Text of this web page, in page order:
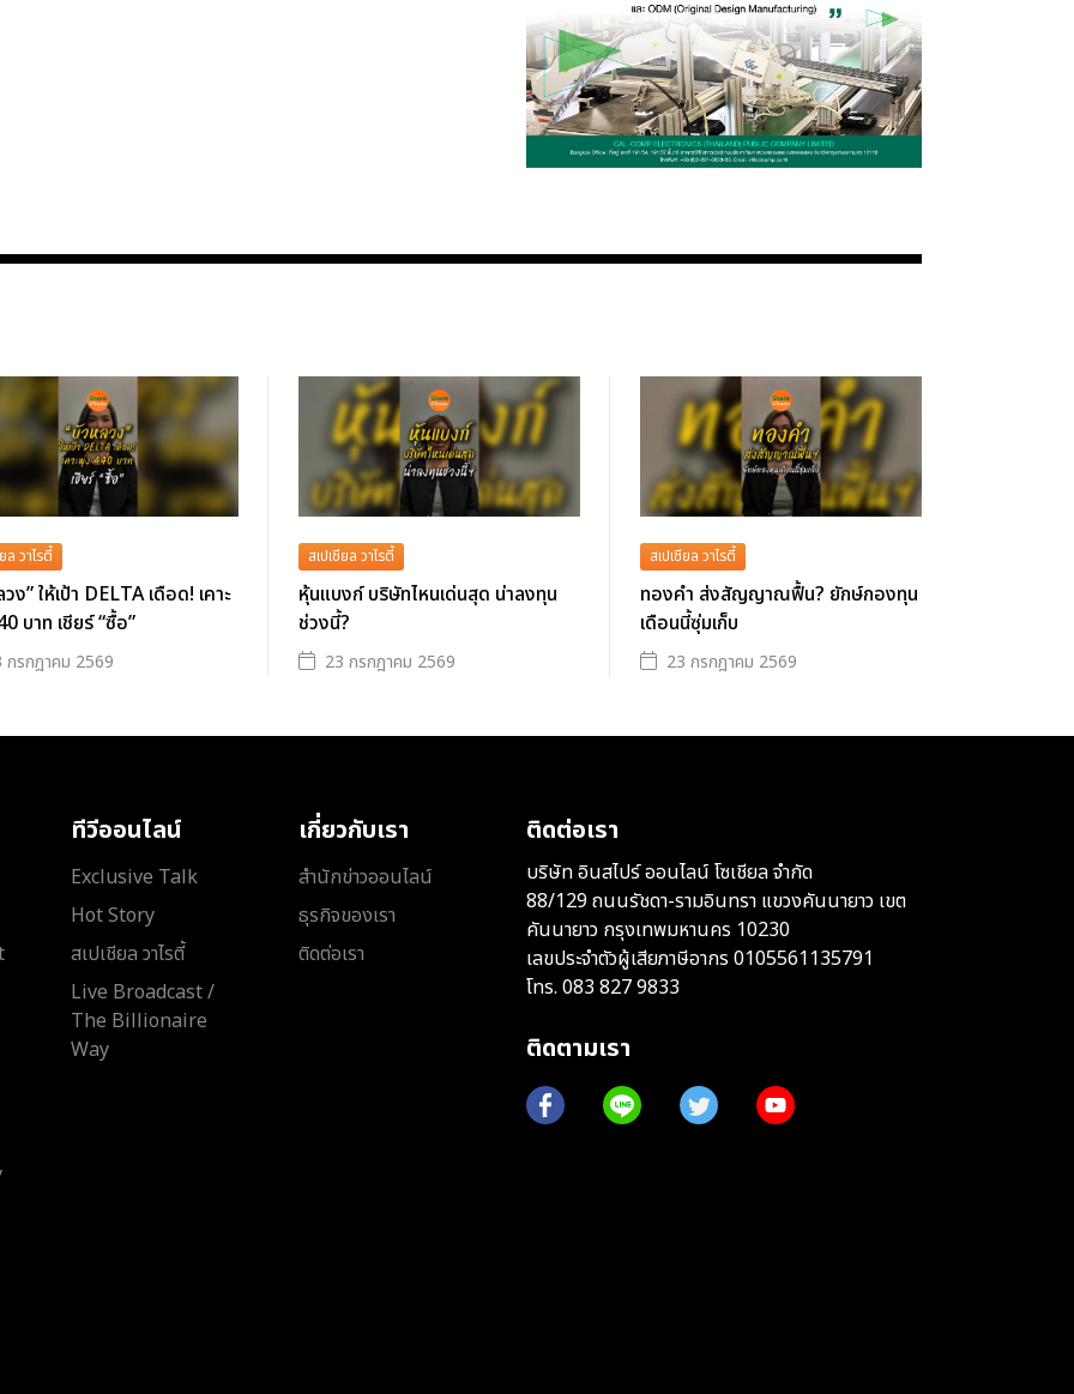
ล วาไรตี้
ง” ให้เป้า DELTA เดือด! เคาะ
บาท เชียร์ “ซื้อ”
กรกฎาคม 2569
สเปเชียล วาไรตี้
หุ้นแบงก์ บริษัทไหนเด่นสุด น่าลงทุน
ช่วงนี้?
23 กรกฎาคม 2569
สเปเชียล วาไรตี้
ทองคำ ส่งสัญญาณฟื้น? ยักษ์กองทุน
เดือนนี้ซุ่มเก็บ
23 กรกฎาคม 2569
ทีวีออนไลน์
Exclusive Talk
Hot Story
สเปเชียล วาไรตี้
Live Broadcast /
The Billionaire
Way
เกี่ยวกับเรา
สำนักข่าวออนไลน์
ธุรกิจของเรา
ติดต่อเรา
ติดต่อเรา
บริษัท อินสไปร์ ออนไลน์ โซเชียล จำกัด
88/129 ถนนรัชดา-รามอินทรา แขวงคันนายาว เขต
คันนายาว กรุงเทพมหานคร 10230
เลขประจำตัวผู้เสียภาษีอากร 0105561135791
โทร. 083 827 9833
ติดตามเรา